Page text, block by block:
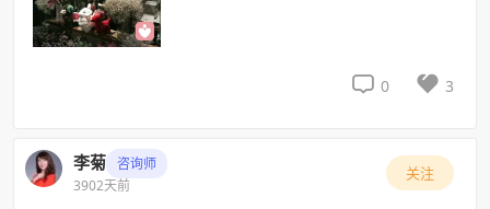
 0  3
李菊
咨询师
3902天前
关注